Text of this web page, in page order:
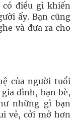
có điều gì khiến
ấy. Bạn cũng
và đưa ra cho
của người tuổi
đình, bạn bè,
những gì bạn
vẻ, cởi mở hơn